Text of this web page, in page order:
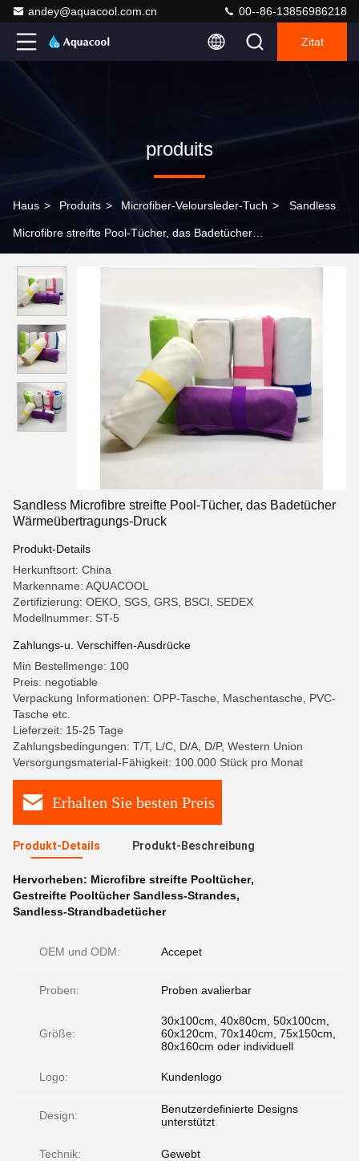
andey@aquacool.com.cn 00--86-13856986218
Zitat
produits
Haus > Produits > Microfiber-Veloursleder-Tuch > Sandless
Microfibre streifte Pool-Tücher, das Badetücher
Sandless Microfibre streifte Pool-Tücher, das Badetücher
Wärmeübertragungs-Druck
Produkt-Details
Herkunftsort: China
Markenname: AQUACOOL
Zertifizierung: OEKO, SGS, GRS, BSCI, SEDEX
Modellnummer: ST-5
Zahlungs-u. Verschiffen-Ausdrücke
Min Bestellmenge: 100
Preis: negotiable
Verpackung Informationen: OPP-Tasche, Maschentasche, PVC-
Tasche etc.
Lieferzeit: 15-25 Tage
Zahlungsbedingungen: T/T, L/C, D/A, D/P, Western Union
Versorgungsmaterial-Fähigkeit: 100.000 Stück pro Monat
Erhalten Sie besten Preis
Produkt-Details Produkt-Beschreibung
Hervorheben: Microfibre streifte Pooltücher,
Gestreifte Pooltücher Sandless-Strandes,
Sandless-Strandbadetücher
OEM und ODM: Accepet
Proben: Proben avalierbar
Größe:
30x100cm, 40x80cm, 50x100cm,
60x120cm, 70x140cm, 75x150cm,
80x160cm oder individuell
Logo: Kundenlogo
Design:
Benutzerdefinierte Designs
unterstützt
Technik: Gewebt